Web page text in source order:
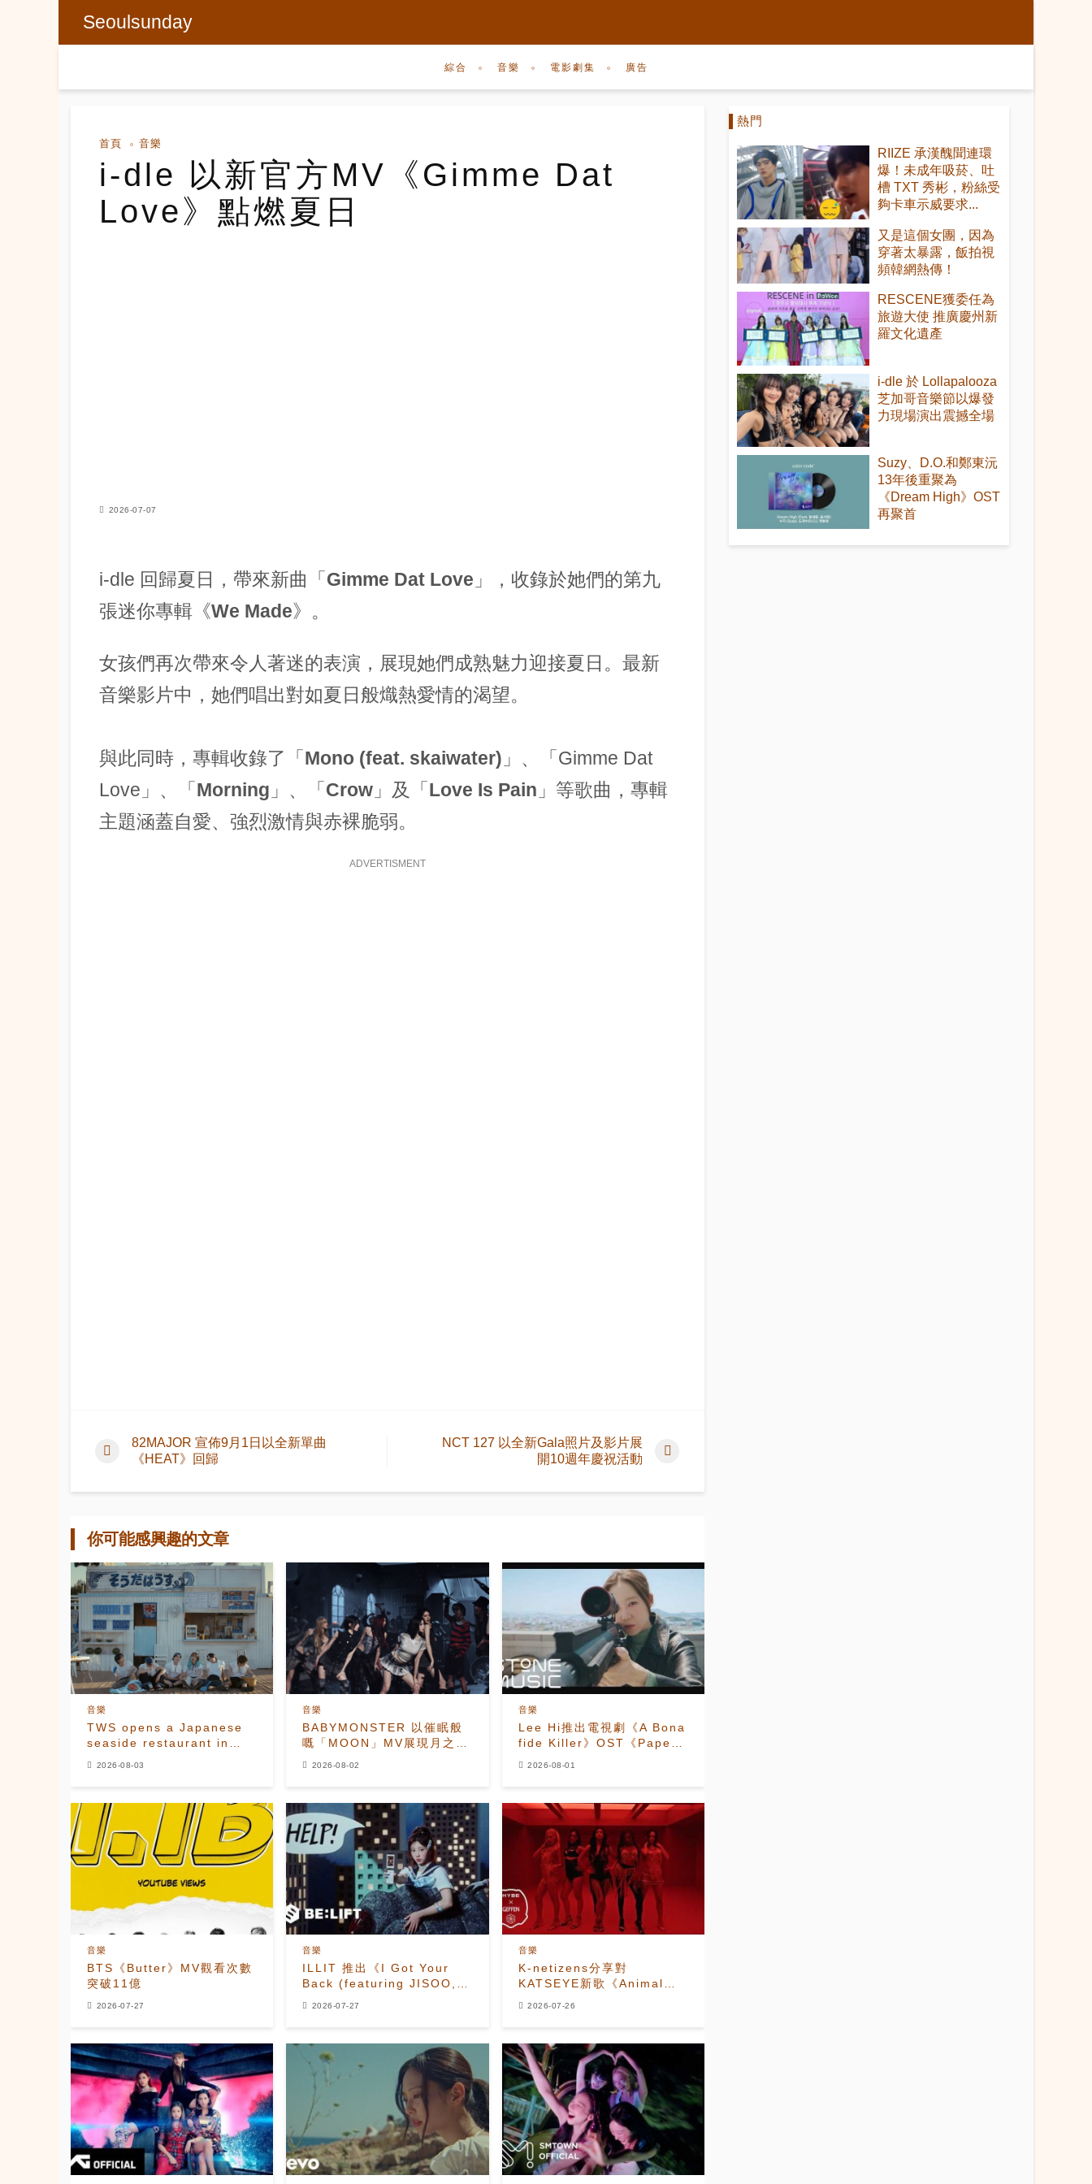
Seoulsunday
綜合 音樂 電影劇集 廣告
首頁 音樂
i-dle 以新官方MV《Gimme Dat
Love》點燃夏日
2026-07-07
i-dle 回歸夏日，帶來新曲「Gimme Dat Love 」，收錄於她們的第九
張迷你專輯《We Made》。
女孩們再次帶來令人著迷的表演，展現她們成熟魅力迎接夏日。最新
音樂影片中，她們唱出對如夏日般熾熱愛情的渴望。
與此同時，專輯收錄了「Mono (feat. skaiwater) 」、「Gimme Dat
Love」、「Morning 」、「Crow 」及「Love Is Pain 」等歌曲，專輯
主題涵蓋自愛、強烈激情與赤裸脆弱。
ADVERTISMENT
82MAJOR 宣佈9月1日以全新單曲
《HEAT》回歸
NCT 127 以全新Gala照片及影片展
開10週年慶祝活動
你可能感興趣的文章
TWS opens a Japanese
seaside restaurant in
音樂
2026-08-03
BABYMONSTER 以催眠般
嘅「MOON」MV展現月之能
音樂
2026-08-02
Lee Hi推出電視劇《A Bona
fide Killer》OST《Paper
音樂
2026-08-01
BTS《Butter》MV觀看次數
突破11億
音樂
2026-07-27
ILLIT 推出《I Got Your
Back (featuring JISOO,
音樂
2026-07-27
K-netizens分享對
KATSEYE新歌《Animal》
音樂
2026-07-26
熱門
RIIZE 承漢醜聞連環
爆！未成年吸菸、吐
槽 TXT 秀彬，粉絲受
夠卡車示威要求...
又是這個女團，因為
穿著太暴露，飯拍視
頻韓網熱傳！
RESCENE獲委任為
旅遊大使 推廣慶州新
羅文化遺產
i-dle 於 Lollapalooza
芝加哥音樂節以爆發
力現場演出震撼全場
Suzy、D.O.和鄭東沅
13年後重聚為
《Dream High》OST
再聚首